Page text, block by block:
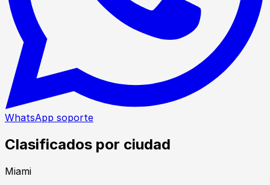
WhatsApp soporte
Clasificados por ciudad
Miami